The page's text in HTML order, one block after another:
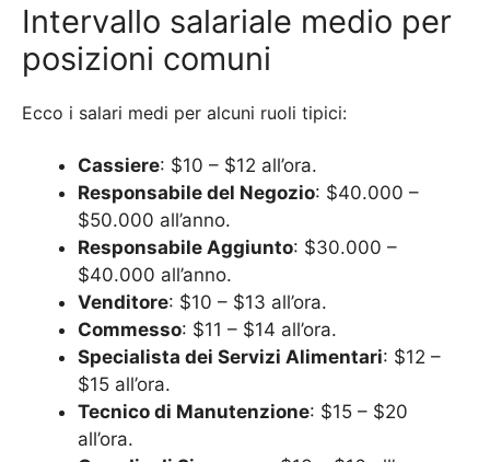
Intervallo salariale medio per
posizioni comuni
Ecco i salari medi per alcuni ruoli tipici:
Cassiere: $10 – $12 all’ora.
Responsabile del Negozio: $40.000 –
$50.000 all’anno.
Responsabile Aggiunto: $30.000 –
$40.000 all’anno.
Venditore: $10 – $13 all’ora.
Commesso: $11 – $14 all’ora.
Specialista dei Servizi Alimentari: $12 –
$15 all’ora.
Tecnico di Manutenzione: $15 – $20
all’ora.